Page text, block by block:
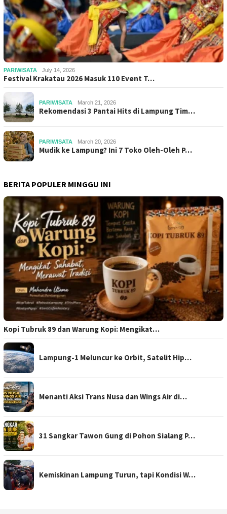
PARIWISATA July 14, 2026
Festival Krakatau 2026 Masuk 110 Event T…
PARIWISATA March 21, 2026
Rekomendasi 3 Pantai Hits di Lampung Tim…
PARIWISATA March 20, 2026
Mudik ke Lampung? Ini 7 Toko Oleh-Oleh P…
BERITA POPULER MINGGU INI
Kopi Tubruk 89 dan Warung Kopi: Mengikat…
Lampung-1 Meluncur ke Orbit, Satelit Hip…
Menanti Aksi Trans Nusa dan Wings Air di…
31 Sangkar Tawon Gung di Pohon Sialang P…
Kemiskinan Lampung Turun, tapi Kondisi W…